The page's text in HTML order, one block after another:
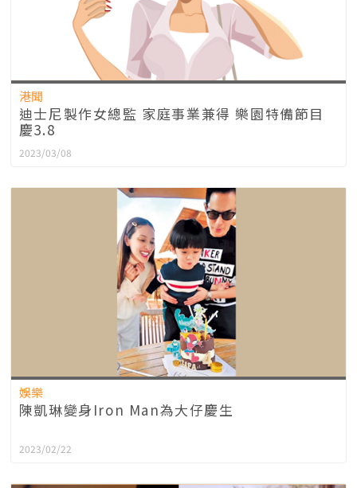
港聞
迪士尼製作女總監 家庭事業兼得 樂園特備節目
慶3.8
2023/03/08
娛樂
陳凱琳變身Iron Man為大仔慶生
2023/02/22